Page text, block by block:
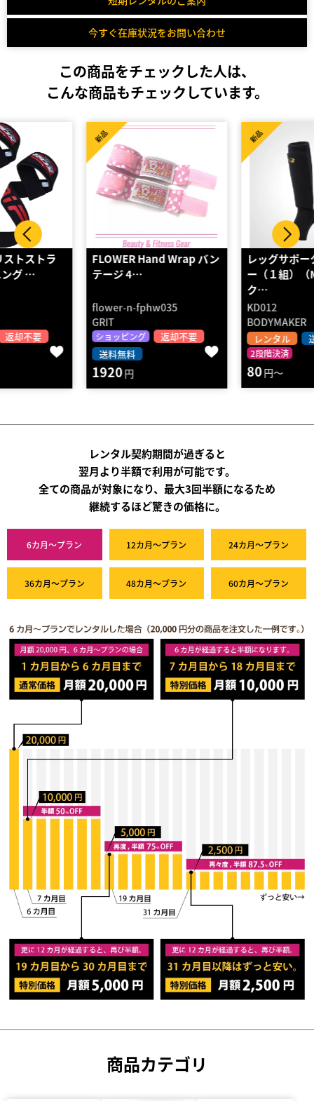
今すぐ在庫状況をお問い合わせ
この商品をチェックした人は、
こんな商品もチェックしています。
FLOWER Hand Wrap バン
テージ 4…
flower-n-fphw035
ショッピング
返却不要
送料無料
新品
レッグサポーターレギュラ
ー（１組）（M・ブラッ
KD012
レンタル 送料無料
2段階決済
レンタル契約期間が過ぎると
翌月より半額で利用が可能です。
全ての商品が対象になり、最大3回半額になるため
継続するほど驚きの価格に。
6カ月～プラン 12カ月～プラン 24カ月～プラン
36カ月～プラン 48カ月～プラン 60カ月～プラン
商品カテゴリ